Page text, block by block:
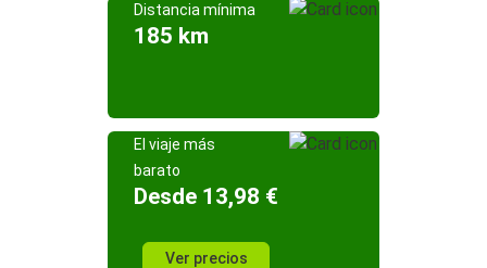
Distancia mínima
185 km
El viaje más
barato
Desde 13,98 €
Ver precios